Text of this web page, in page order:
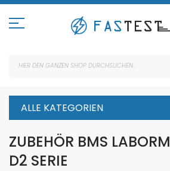
Direkt
Inhalt
ALLE KATEGORIEN
ZUBEHÖR BMS
D2 SERIE